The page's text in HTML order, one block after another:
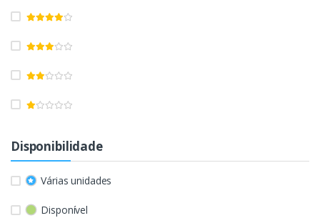
Disponibilidade
Várias unidades
Disponível